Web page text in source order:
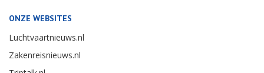
ONZE WEBSITES
Luchtvaartnieuws.nl
Zakenreisnieuws.nl